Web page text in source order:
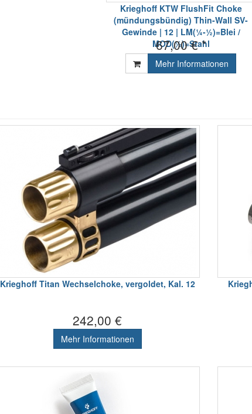
Krieghoff KTW FlushFit Choke
(mündungsbündig) Thin-Wall SV-
Gewinde | 12 | LM(¼-½)=Blei /
MOD(½)=Stahl
67,00 € *
Mehr Informationen
Krieghoff Titan Wechselchoke, vergoldet, Kal. 12
242,00 €
Mehr Informationen